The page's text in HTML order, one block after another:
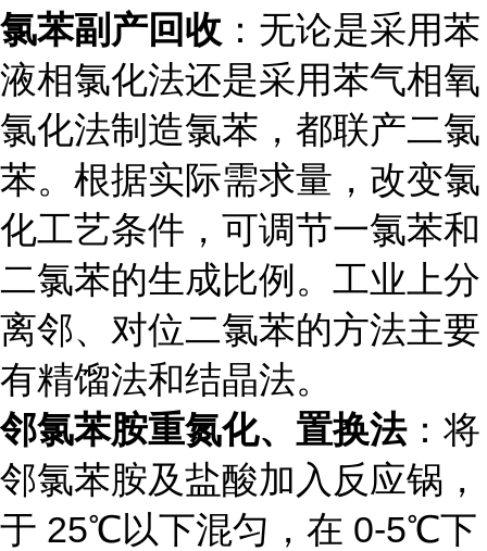
氯苯副产回收 ：无论是采用苯
液相氯化法还是采用苯气相氧
氯化法制造氯苯，都联产二氯
苯。根据实际需求量，改变氯
化工艺条件，可调节一氯苯和
二氯苯的生成比例。工业上分
离邻、对位二氯苯的方法主要
有精馏法和结晶法。
邻氯苯胺重氮化、置换法：将
邻氯苯胺及盐酸加入反应锅，
于 25℃以下混匀，在 0-5℃下